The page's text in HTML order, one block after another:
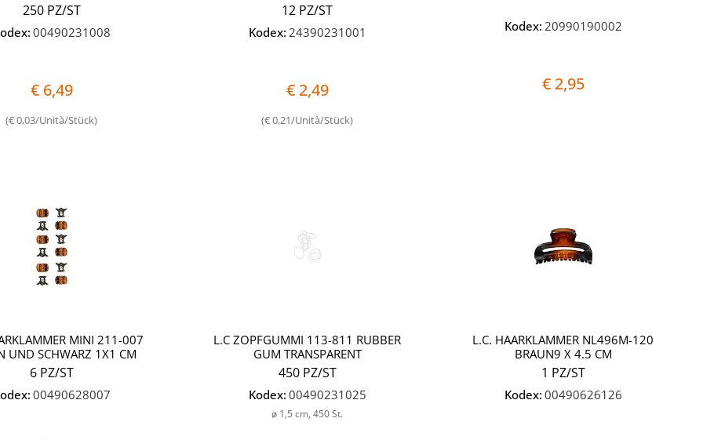
250 PZ/ST
00490231008
€ 6,49
(€ 0,03/Unità/Stück)
12 PZ/ST
Kodex: 24390231001
€ 2,49
(€ 0,21/Unità/Stück)
Kodex: 20990190002
€ 2,95
MINI 211-007
UND SCHWARZ 1X1 CM
6 PZ/ST
00490628007
L.C ZOPFGUMMI 113-811 RUBBER
GUM TRANSPARENT
450 PZ/ST
Kodex: 00490231025
ø 1,5 cm, 450 St.
L.C. HAARKLAMMER NL496M-120
BRAUN9 X 4.5 CM
1 PZ/ST
Kodex: 00490626126